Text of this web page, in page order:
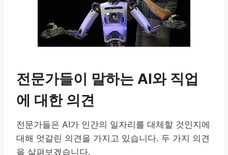
전문가들이 말하는 AI와 직업
에 대한 의견
전문가들은 AI가 인간의 일자리를 대체할 것인지에
대해 엇갈린 의견을 가지고 있습니다. 두 가지 의견
을 살펴보겠습니다.